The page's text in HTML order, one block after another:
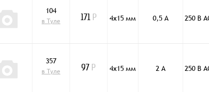
104
в Туле
171 Р 4х15 мм 0,5 А 250 В
357
в Туле
97 Р 4х15 мм 2 А 250 В